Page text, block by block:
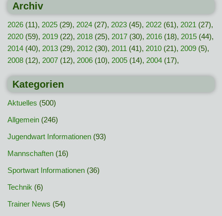
Archiv
2026 (11), 2025 (29), 2024 (27), 2023 (45), 2022 (61), 2021 (27),
2020 (59), 2019 (22), 2018 (25), 2017 (30), 2016 (18), 2015 (44),
2014 (40), 2013 (29), 2012 (30), 2011 (41), 2010 (21), 2009 (5),
2008 (12), 2007 (12), 2006 (10), 2005 (14), 2004 (17),
Kategorien
Aktuelles (500)
Allgemein (246)
Jugendwart Informationen (93)
Mannschaften (16)
Sportwart Informationen (36)
Technik (6)
Trainer News (54)